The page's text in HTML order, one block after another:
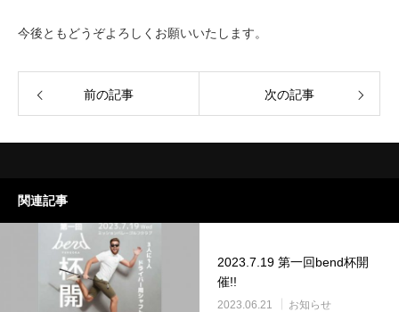
今後ともどうぞよろしくお願いいたします。
前の記事 次の記事
関連記事
2023.7.19 第一回bend杯開
催!!
2023.06.21 お知らせ